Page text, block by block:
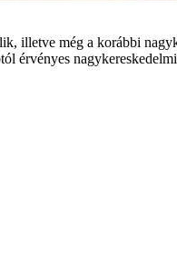
illetve még a korábbi